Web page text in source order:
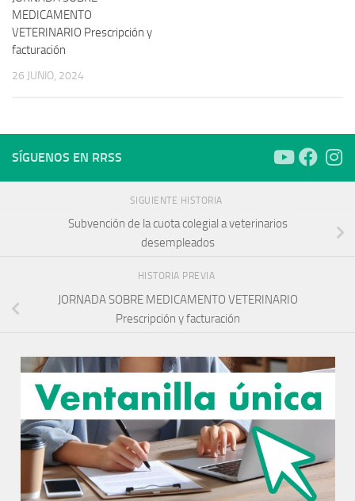
MEDICAMENTO
VETERINARIO Prescripción y
facturación
26 JUNIO, 2024
SÍGUENOS EN RRSS
SIGUIENTE HISTORIA
Subvención de la cuota colegial a veterinarios
desempleados
HISTORIA PREVIA
JORNADA SOBRE MEDICAMENTO VETERINARIO
Prescripción y facturación